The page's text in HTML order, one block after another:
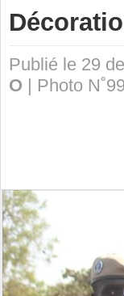
Publié le 29
O | Photo